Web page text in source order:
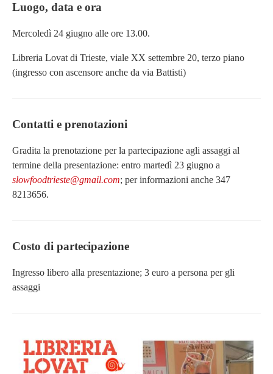
Luogo, data e ora
Mercoledì 24 giugno alle ore 13.00.
Libreria Lovat di Trieste, viale XX settembre 20, terzo piano
(ingresso con ascensore anche da via Battisti)
Contatti e prenotazioni
Gradita la prenotazione per la partecipazione agli assaggi al
termine della presentazione: entro martedì 23 giugno a
slowfoodtrieste@gmail.com; per informazioni anche 347
8213656.
Costo di partecipazione
Ingresso libero alla presentazione; 3 euro a persona per gli
assaggi